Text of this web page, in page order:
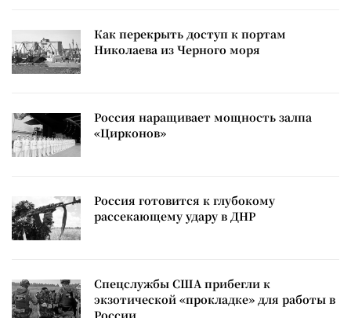
Как перекрыть доступ к портам
Николаева из Черного моря
Россия наращивает мощность залпа
«Цирконов»
Россия готовится к глубокому
рассекающему удару в ДНР
Спецслужбы США прибегли к
экзотической «прокладке» для работы в